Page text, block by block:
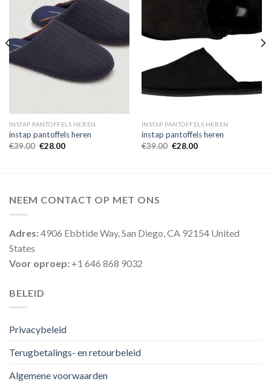
INSTAP PANTOFFELS HEREN
instap pantoffels heren
€39.00 €28.00
INSTAP PANTOFFELS HEREN
instap pantoffels heren
€39.00 €28.00
NEEM CONTACT OP MET ONS
Adres:4906 Ebbtide Way, San Diego, CA 92154 United
States
Voor oproep: +1 646 868 9032
BELEID
Privacybeleid
Terugbetalings- en retourbeleid
Algemene voorwaarden